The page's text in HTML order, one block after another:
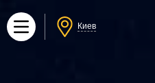
Киев